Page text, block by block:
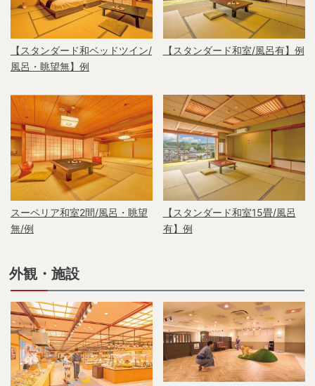
【スタンダード和ベッドツイン/
風呂・眺望無】例
【スタンダード和室/風呂有】例
スーペリア和室2間/風呂・眺望
無/例
【スタンダード和室15畳/風呂
有】例
外観・施設